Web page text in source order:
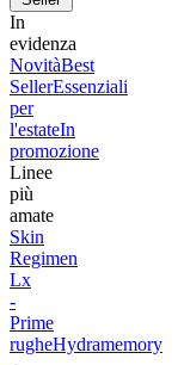
In
evidenza
NovitàBest
SellerEssenziali
per
l'estateIn
promozione
Linee
più
amate
Skin
Regimen
Lx
-
Prime
rugheHydramemory